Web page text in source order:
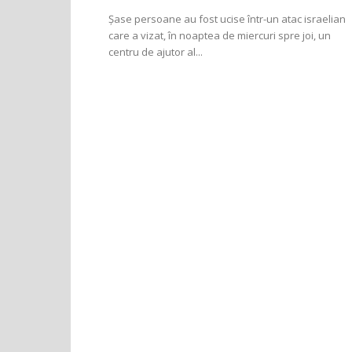
Şase persoane au fost ucise într-un atac israelian
care a vizat, în noaptea de miercuri spre joi, un
centru de ajutor al...